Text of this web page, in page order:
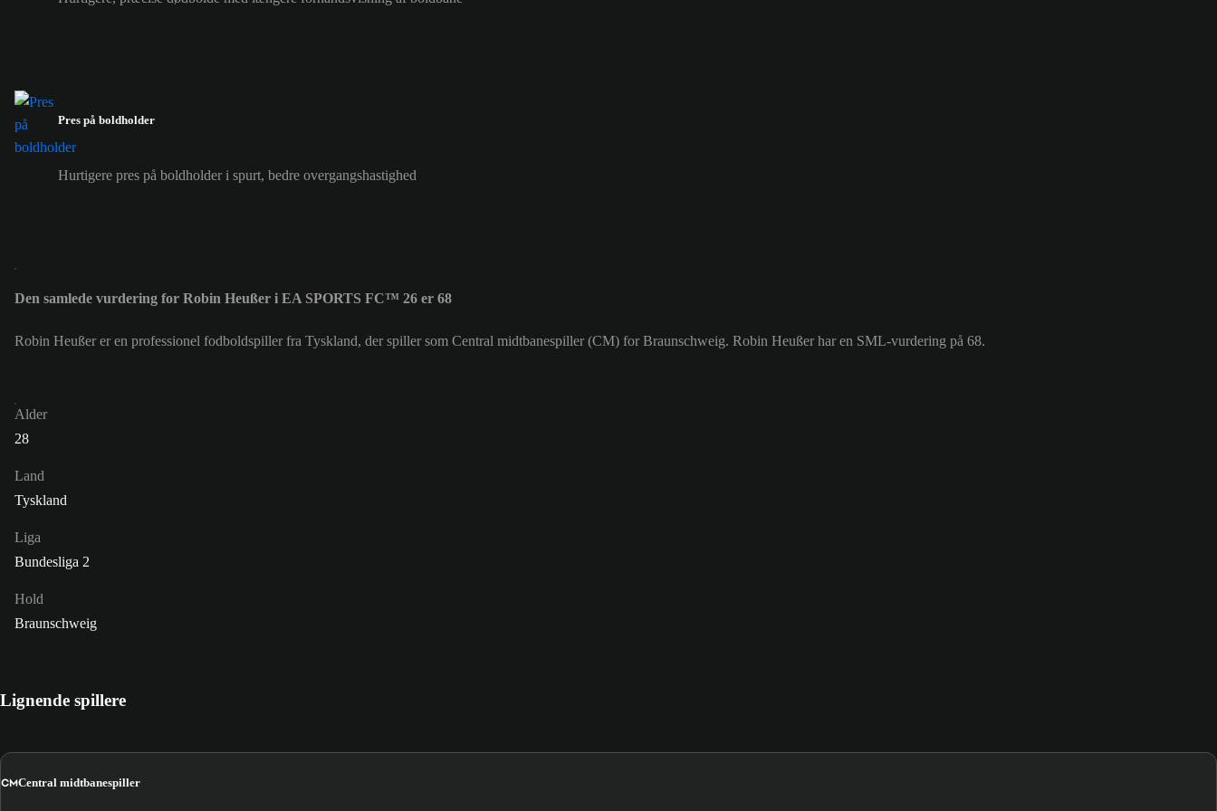
Pres på boldholder
Hurtigere pres på boldholder i spurt, bedre overgangshastighed
Den samlede vurdering for Robin Heußer i EA SPORTS FC™ 26 er 68
Robin Heußer er en professionel fodboldspiller fra Tyskland, der spiller som Central midtbanespiller (CM) for Braunschweig. Robin Heußer har en SML-vurdering på 68.
Alder
28
Land
Tyskland
Liga
Bundesliga 2
Hold
Braunschweig
Lignende spillere
CMCentral midtbanespiller